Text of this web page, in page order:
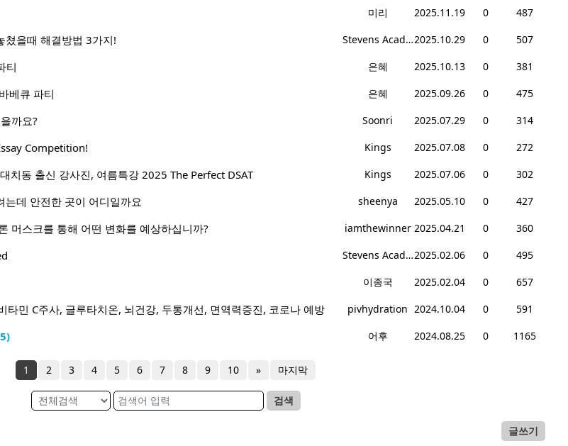
미리 2025.11.19 0
487
쳤을때 해결방법 3가지! Stevens Academy2025.10.29 0
507
티 은혜 2025.10.13 0
381
베큐 파티 은혜 2025.09.26 0
475
까요? Soonri 2025.07.29 0
314
Competition! Kings 2025.07.08 0
272
치동 출신 강사진, 여름특강 2025 The Perfect DSAT Kings 2025.07.06 0
302
데 안전한 곳이 어디일까요 sheenya 2025.05.10 0
427
머스크를 통해 어떤 변화를 예상하십니까? iamthewinner 2025.04.21 0
360
Stevens Academy2025.02.06 0
495
이종국 2025.02.04 0
657
타민 C주사, 글루타치온, 뇌건강, 두통개선, 면역력증진, 코로나 예방 pivhydration 2024.10.04 0
591
어후 2024.08.25 0 1165
1 2 3 4 5 6 7 8 9 10 » 마지막
검색
글쓰기